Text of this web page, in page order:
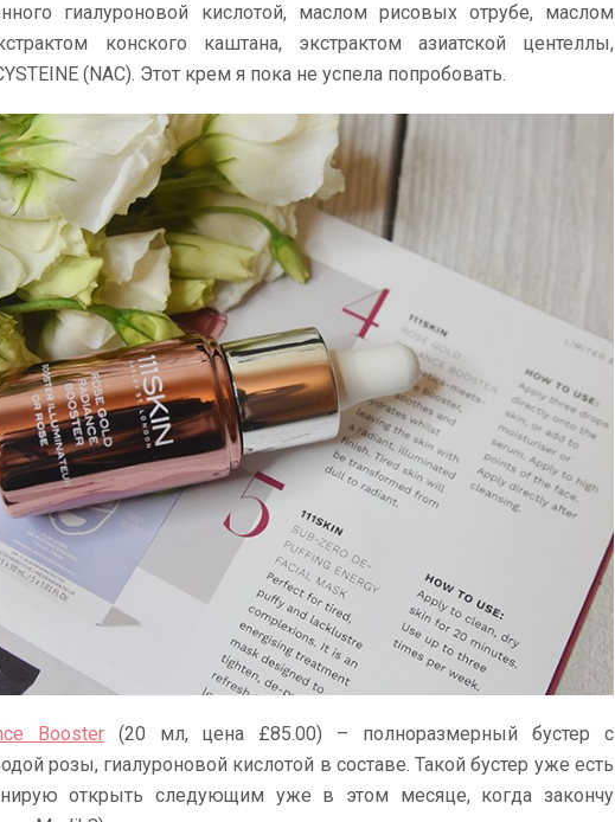
гиалуроновой кислотой, маслом рисовых отрубе, маслом
конского каштана, экстрактом азиатской центеллы,
(NAC). Этот крем я пока не успела попробовать.
Booster(20 мл, цена £85.00) – полноразмерный бустер с
розы, гиалуроновой кислотой в составе. Такой бустер уже есть
открыть следующим уже в этом месяце, когда закончу